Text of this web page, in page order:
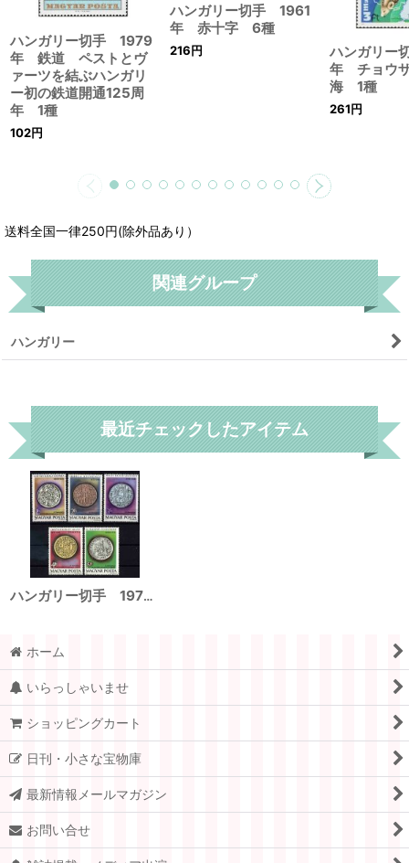
ハンガリー切手 1979
年 鉄道 ペストとヴ
ァーツを結ぶハンガリ
ー初の鉄道開通125周
年 1種
102円
ハンガリー切手 1961
年 赤十字 6種
216円
ハンガリ
年 チョウ
海 1種
261円
送料全国一律250円(除外品あり）
関連グループ
ハンガリー
最近チェックしたアイテム
ハンガリー切手 1979年 コイン 国際貨幣会議 ベルン 5種
ホーム
いらっしゃいませ
ショッピングカート
日刊・小さな宝物庫
最新情報メールマガジン
お問い合せ